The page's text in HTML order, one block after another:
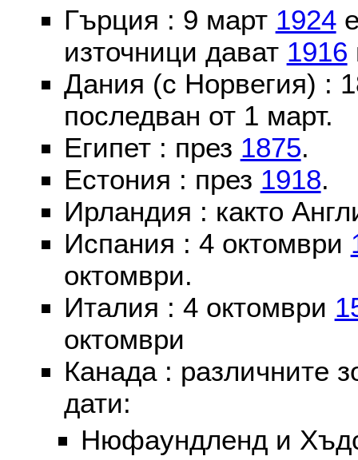
Гърция : 9 март 1924е
източници дават 1916
Дания (с Норвегия) :
последван от 1 март.
Египет : през 1875.
Естония : през 1918.
Ирландия : както
Испания : 4 октомври
октомври.
Италия : 4 октомври
октомври
Канада : различните
дати:
Нюфаундленд и